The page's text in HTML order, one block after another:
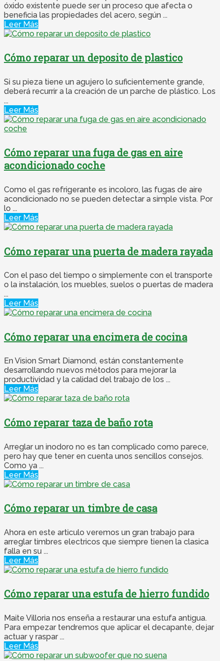
óxido existente puede ser un proceso que afecta o
beneficia las propiedades del acero, según ...
Leer Más
Cómo reparar un deposito de plastico
Si su pieza tiene un agujero lo suficientemente grande,
deberá recurrir a la creación de un parche de plástico. Los
...
Leer Más
Cómo reparar una fuga de gas en aire
acondicionado coche
Como el gas refrigerante es incoloro, las fugas de aire
acondicionado no se pueden detectar a simple vista. Por
lo ...
Leer Más
Cómo reparar una puerta de madera rayada
Con el paso del tiempo o simplemente con el transporte
o la instalación, los muebles, suelos o puertas de madera
...
Leer Más
Cómo reparar una encimera de cocina
En Vision Smart Diamond, están constantemente
desarrollando nuevos métodos para mejorar la
productividad y la calidad del trabajo de los ...
Leer Más
Cómo reparar taza de baño rota
Arreglar un inodoro no es tan complicado como parece,
pero hay que tener en cuenta unos sencillos consejos.
Como ya ...
Leer Más
Cómo reparar un timbre de casa
Ahora en este articulo veremos un gran trabajo para
arreglar timbres electricos que siempre tienen la clasica
falla en su ...
Leer Más
Cómo reparar una estufa de hierro fundido
Maite Villoria nos enseña a restaurar una estufa antigua.
Para empezar tendremos que aplicar el decapante, dejar
actuar y raspar ...
Leer Más